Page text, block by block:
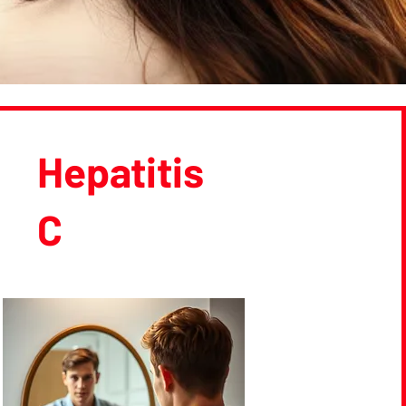
Hepatitis
C